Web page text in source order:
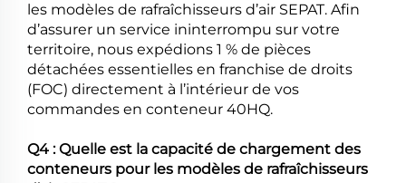
les modèles de rafraîchisseurs d’air SEPAT. Afin
d’assurer un service ininterrompu sur votre
territoire, nous expédions 1 % de pièces
détachées essentielles en franchise de droits
(FOC) directement à l’intérieur de vos
commandes en conteneur 40HQ.
Q4 : Quelle est la capacité de chargement des
conteneurs pour les modèles de rafraîchisseurs